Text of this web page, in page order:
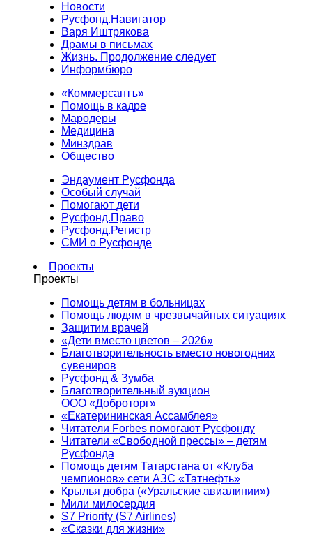
Новости
Русфонд.Навигатор
Варя Иштрякова
Драмы в письмах
Жизнь. Продолжение следует
Информбюро
«Коммерсантъ»
Помощь в кадре
Мародеры
Медицина
Минздрав
Общество
Эндаумент Русфонда
Особый случай
Помогают дети
Русфонд.Право
Русфонд.Регистр
СМИ о Русфонде
Проекты
Проекты
Помощь детям в больницах
Помощь людям в чрезвычайных ситуациях
Защитим врачей
«Дети вместо цветов – 2026»
Благотворительность вместо новогодних
сувениров
Русфонд & Зумба
Благотворительный аукцион
ООО «Доброторг»
«Екатерининская Ассамблея»
Читатели Forbes помогают Русфонду
Читатели «Свободной прессы» – детям
Русфонда
Помощь детям Татарстана от «Клуба
чемпионов» сети АЗС «Татнефть»
Крылья добра («Уральские авиалинии»)
Мили милосердия
S7 Priority (S7 Airlines)
«Сказки для жизни»